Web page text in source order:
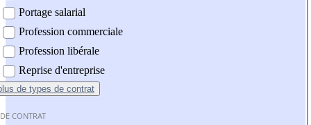
Portage salarial
Profession commerciale
Profession libérale
Reprise d'entreprise
de types de contrat
CONTRAT